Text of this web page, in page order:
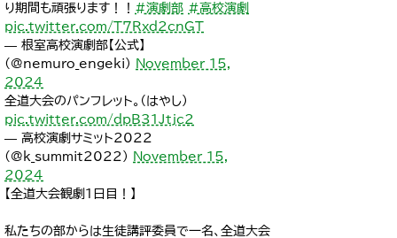
り期間も頑張ります！！ #演劇部 #高校演劇
pic.twitter.com/T7Rxd2cnGT
— 根室高校演劇部【公式】
(@nemuro_engeki)
November 15,
2024
全道大会のパンフレット。（はやし）
pic.twitter.com/dpB31Jtjc2
— 高校演劇サミット2022
(@k_summit2022)
November 15,
2024
【全道大会観劇1日目！】
私たちの部からは生徒講評委員で一名、全道大会